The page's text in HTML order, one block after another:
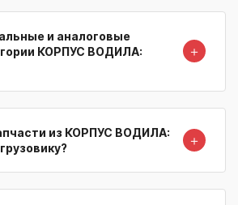
и аналоговые
КОРПУС ВОДИЛА:
＋
из КОРПУС ВОДИЛА:
＋